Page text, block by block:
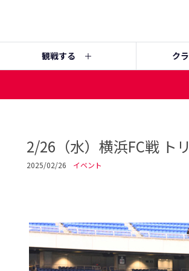
観戦する ク
2/26（水）横浜FC戦 ト
2025/02/26 イベント